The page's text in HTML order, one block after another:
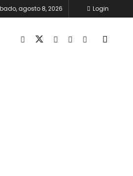
agosto 8, 2026 Login